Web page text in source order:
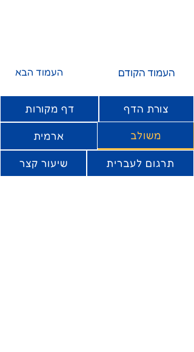
העמוד הבא העמוד הקודם
צורת הדף דף מקורות
משולב ארמית
תרגום לעברית שיעור קצר